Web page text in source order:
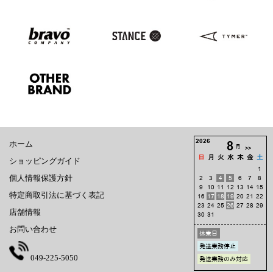
ホーム
ショッピングガイド
個人情報保護方針
特定商取引法に基づく表記
店舗情報
お問い合わせ
049-225-5050